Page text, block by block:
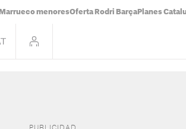
Marrueco menoresOferta Rodri Barça Planes